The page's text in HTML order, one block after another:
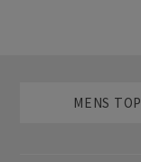
MENS TOP